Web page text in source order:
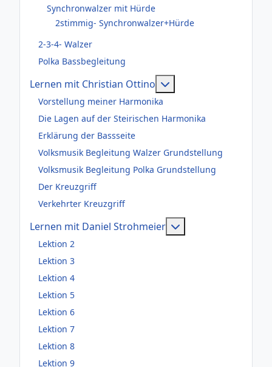
Synchronwalzer mit Hürde
2stimmig- Synchronwalzer+Hürde
2-3-4- Walzer
Polka Bassbegleitung
Lernen mit Christian Ottino
Vorstellung meiner Harmonika
Die Lagen auf der Steirischen Harmonika
Erklärung der Bassseite
Volksmusik Begleitung Walzer Grundstellung
Volksmusik Begleitung Polka Grundstellung
Der Kreuzgriff
Verkehrter Kreuzgriff
Lernen mit Daniel Strohmeier
Lektion 2
Lektion 3
Lektion 4
Lektion 5
Lektion 6
Lektion 7
Lektion 8
Lektion 9